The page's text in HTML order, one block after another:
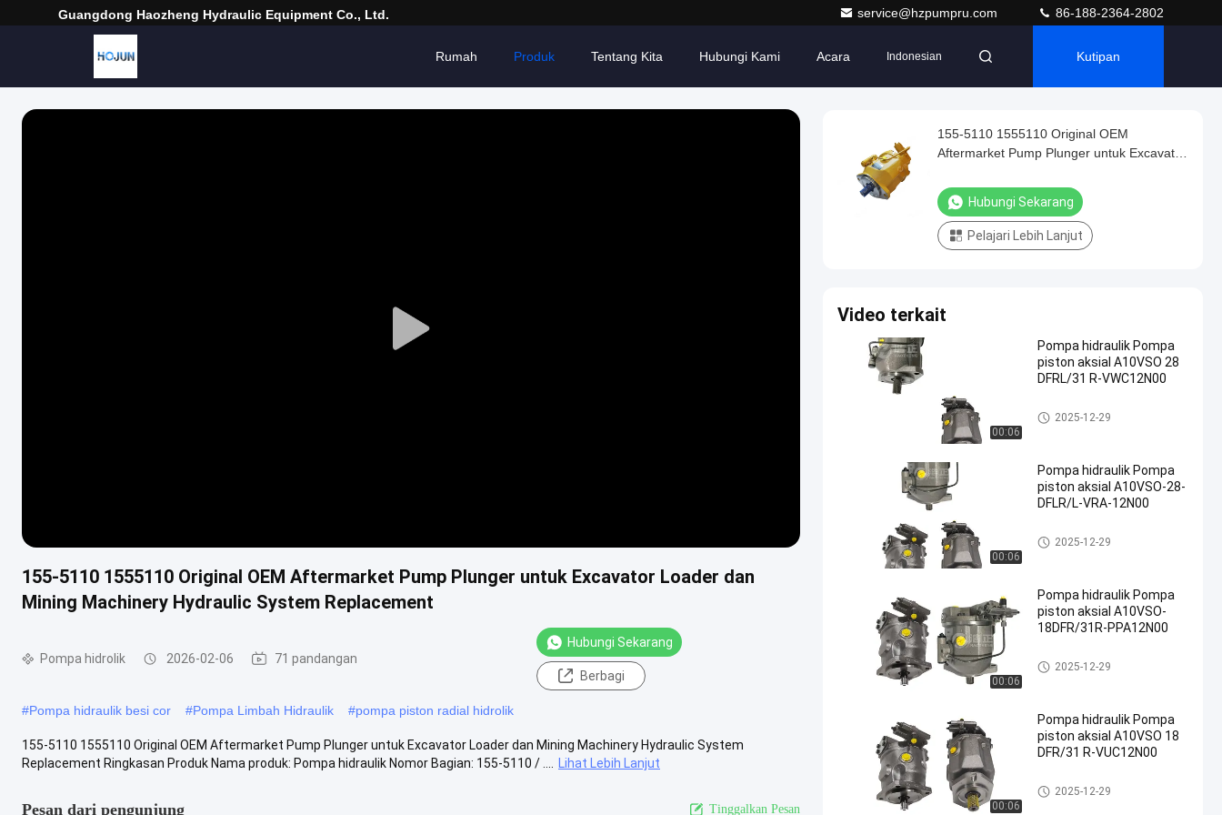
Guangdong Haozheng Hydraulic Equipment Co., Ltd. service@hzpumpru.com 86-188-2364-2802
Rumah Produk Tentang Kita Hubungi Kami Acara Indonesian Kutipan
Play
155-5110 1555110 Original OEM Aftermarket Pump Plunger untuk Excavator Loader dan
Mining Machinery Hydraulic System Replacement
Pompa hidrolik 2026-02-06 71 pandangan
Hubungi Sekarang
Berbagi
#Pompa hidraulik besi cor #Pompa Limbah Hidraulik #pompa piston radial hidrolik
155-5110 1555110 Original OEM Aftermarket Pump Plunger untuk Excavator Loader dan Mining Machinery Hydraulic System
Replacement Ringkasan Produk Nama produk: Pompa hidraulik Nomor Bagian: 155-5110 / ....
Lihat Lebih Lanjut
Pesan dari pengunjung Tinggalkan Pesan
155-5110 1555110 Original OEM
Aftermarket Pump Plunger untuk Excavator
System Replacement
Hubungi Sekarang
Pelajari Lebih Lanjut
Video terkait
00:06
Pompa hidraulik Pompa
piston aksial A10VSO 28
DFRL/31 R-VWC12N00
Pompa hidrolik
2025-12-29
00:06
Pompa hidraulik Pompa
piston aksial A10VSO-28-
DFLR/L-VRA-12N00
Pompa hidrolik
2025-12-29
00:06
Pompa hidraulik Pompa
piston aksial A10VSO-
18DFR/31R-PPA12N00
Pompa hidrolik
2025-12-29
00:06
Pompa hidraulik Pompa
piston aksial A10VSO 18
DFR/31 R-VUC12N00
Pompa hidrolik
2025-12-29